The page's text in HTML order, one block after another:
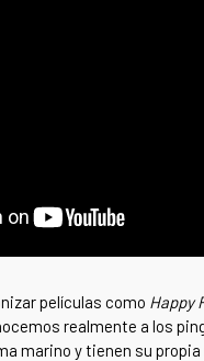
películas como Happy
realmente a los
marino y tienen su